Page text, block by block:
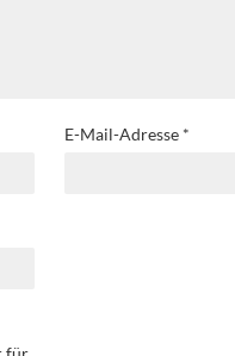
E-Mail-Adresse *